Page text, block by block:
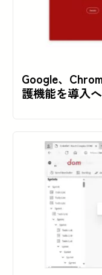
Google、
護機能を導入へ